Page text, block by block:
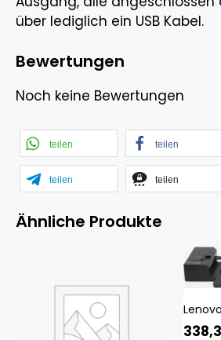
über lediglich ein USB Kabel.
Bewertungen
Noch keine Bewertungen
teilen teilen
teilen teilen
Ähnliche Produkte